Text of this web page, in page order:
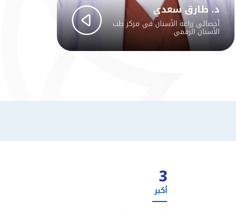
د. طارق سعدي
أخصائي زراعة الأسنان في مركز طب
الأسنان الرقمي
3
أكبر